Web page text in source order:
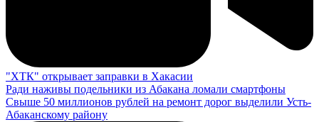
"ХТК" открывает заправки в Хакасии
Ради наживы подельники из Абакана ломали смартфоны
Свыше 50 миллионов рублей на ремонт дорог выделили Усть-
Абаканскому району